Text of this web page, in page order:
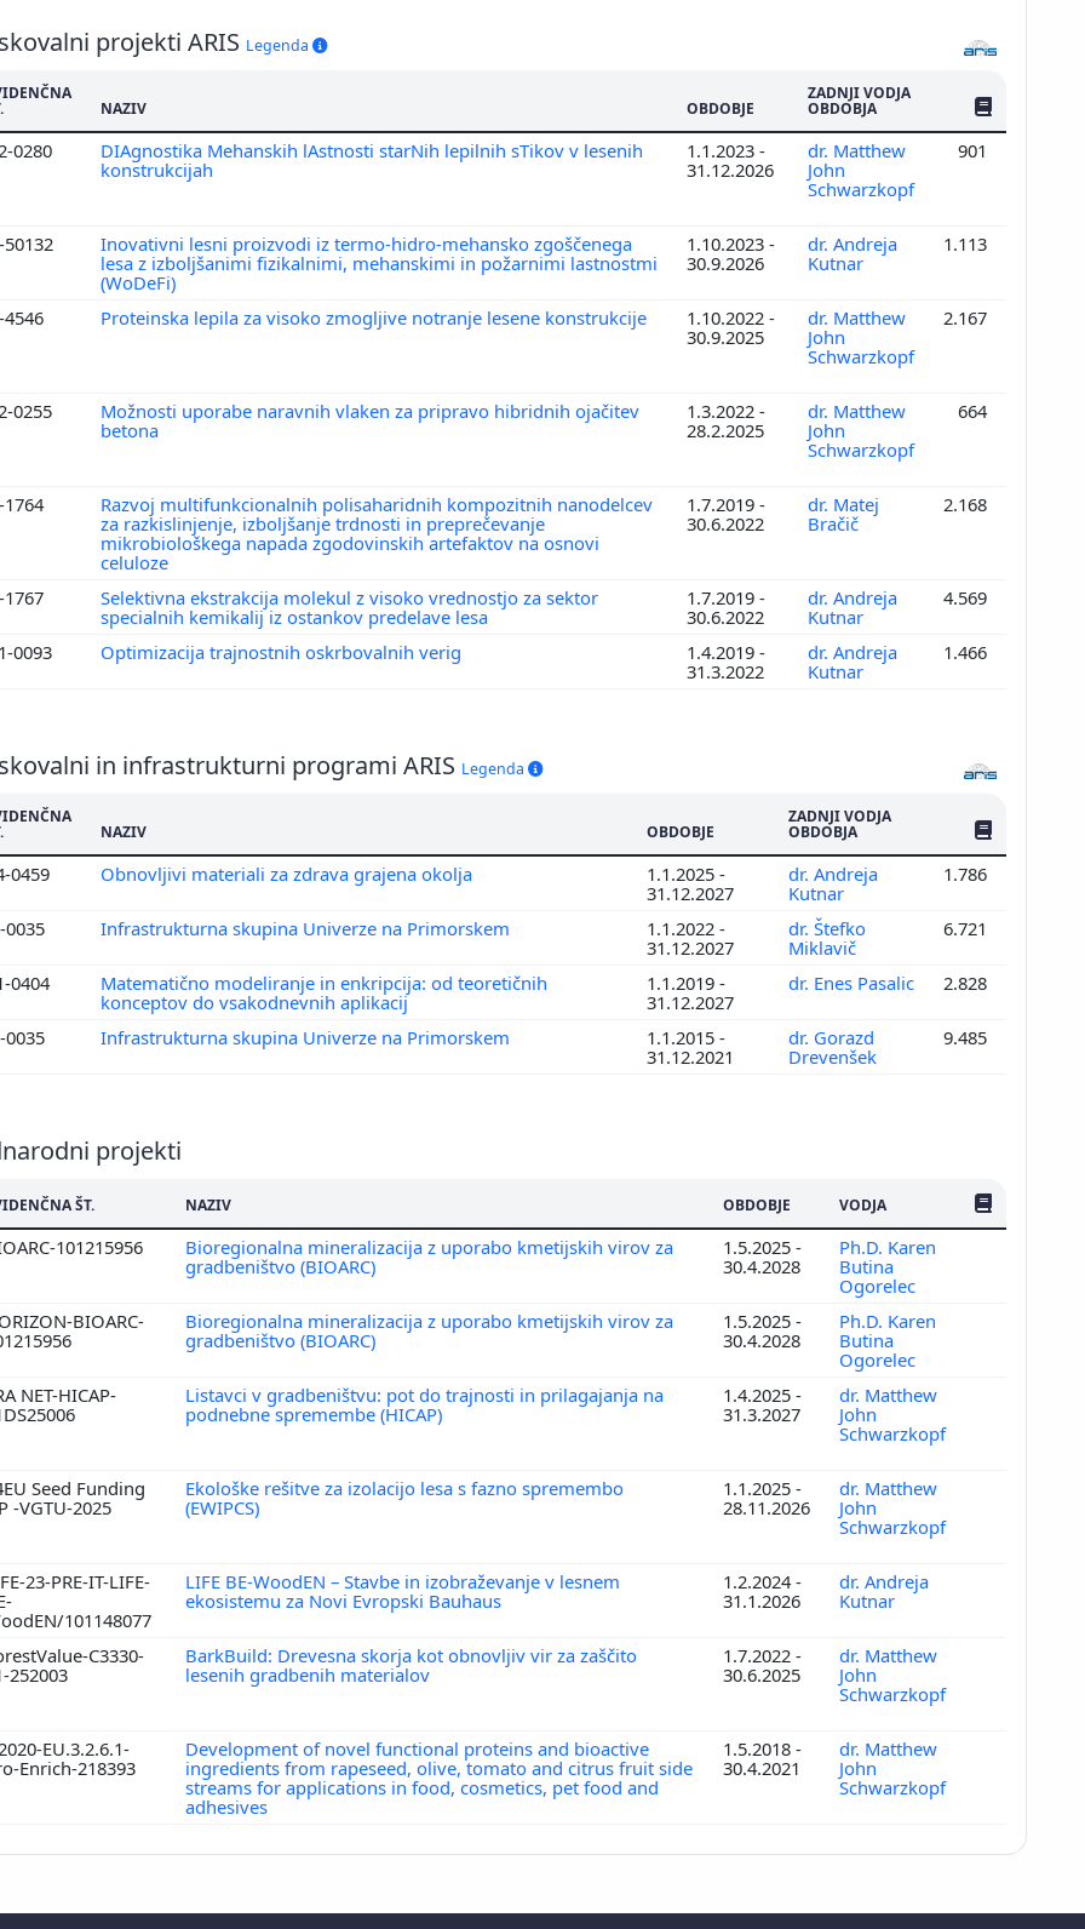
projekti ARIS Legenda
NAZIV OBDOBJE
ZADNJI VODJA
OBDOBJA ŠTEV.
0280
DIAgnostika Mehanskih lAstnosti starNih lepilnih sTikov v lesenih
konstrukcijah
1.1.2023 -
31.12.2026
dr. Matthew
John
Schwarzkopf
901
50132
Inovativni lesni proizvodi iz termo-hidro-mehansko zgoščenega
lesa z izboljšanimi fizikalnimi, mehanskimi in požarnimi lastnostmi
(WoDeFi)
1.10.2023 -
30.9.2026
dr. Andreja
Kutnar
1.113
4546 Proteinska lepila za visoko zmogljive notranje lesene konstrukcije
1.10.2022 -
30.9.2025
dr. Matthew
John
Schwarzkopf
2.167
0255
Možnosti uporabe naravnih vlaken za pripravo hibridnih ojačitev
betona
1.3.2022 -
28.2.2025
dr. Matthew
John
Schwarzkopf
664
1764
Razvoj multifunkcionalnih polisaharidnih kompozitnih nanodelcev
za razkislinjenje, izboljšanje trdnosti in preprečevanje
mikrobiološkega napada zgodovinskih artefaktov na osnovi
celuloze
1.7.2019 -
30.6.2022
dr. Matej
Bračič
2.168
1767
Selektivna ekstrakcija molekul z visoko vrednostjo za sektor
specialnih kemikalij iz ostankov predelave lesa
1.7.2019 -
30.6.2022
dr. Andreja
Kutnar
4.569
0093 Optimizacija trajnostnih oskrbovalnih verig
1.4.2019 -
31.3.2022
dr. Andreja
Kutnar
1.466
in infrastrukturni programi ARIS Legenda
NAZIV OBDOBJE
ZADNJI VODJA
OBDOBJA ŠTEV.
0459 Obnovljivi materiali za zdrava grajena okolja
1.1.2025 -
31.12.2027
dr. Andreja
Kutnar
1.786
0035 Infrastrukturna skupina Univerze na Primorskem
1.1.2022 -
31.12.2027
dr. Štefko
Miklavič
6.721
0404
Matematično modeliranje in enkripcija: od teoretičnih
konceptov do vsakodnevnih aplikacij
1.1.2019 -
31.12.2027
dr. Enes Pasalic 2.828
0035 Infrastrukturna skupina Univerze na Primorskem
1.1.2015 -
31.12.2021
dr. Gorazd
Drevenšek
9.485
projekti
ŠT. NAZIV OBDOBJE VODJA ŠTEV.
101215956
Bioregionalna mineralizacija z uporabo kmetijskih virov za
gradbeništvo (BIOARC)
1.5.2025 -
30.4.2028
Ph.D. Karen
Butina
Ogorelec
BIOARC-
Bioregionalna mineralizacija z uporabo kmetijskih virov za
gradbeništvo (BIOARC)
1.5.2025 -
30.4.2028
Ph.D. Karen
Butina
Ogorelec
NET-HICAP-
Listavci v gradbeništvu: pot do trajnosti in prilagajanja na
podnebne spremembe (HICAP)
1.4.2025 -
31.3.2027
dr. Matthew
John
Schwarzkopf
Seed Funding
-VGTU-2025
Ekološke rešitve za izolacijo lesa s fazno spremembo
(EWIPCS)
1.1.2025 -
28.11.2026
dr. Matthew
John
Schwarzkopf
23-PRE-IT-LIFE-
101148077
LIFE BE-WoodEN – Stavbe in izobraževanje v lesnem
ekosistemu za Novi Evropski Bauhaus
1.2.2024 -
31.1.2026
dr. Andreja
Kutnar
C3330-
252003
BarkBuild: Drevesna skorja kot obnovljiv vir za zaščito
lesenih gradbenih materialov
1.7.2022 -
30.6.2025
dr. Matthew
John
Schwarzkopf
EU.3.2.6.1-
Enrich-218393
Development of novel functional proteins and bioactive
ingredients from rapeseed, olive, tomato and citrus fruit side
streams for applications in food, cosmetics, pet food and
adhesives
1.5.2018 -
30.4.2021
dr. Matthew
John
Schwarzkopf